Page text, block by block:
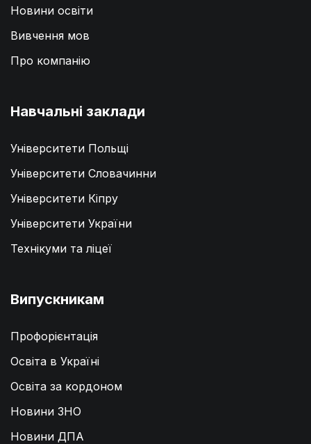
Новини освіти
Вивчення мов
Про компанію
Навчальні заклади
Університети Польщі
Університети Словачинни
Університети Кіпру
Університети України
Технікуми та ліцеї
Випускникам
Профорієнтація
Освіта в Україні
Освіта за кордоном
Новини ЗНО
Новини ДПА